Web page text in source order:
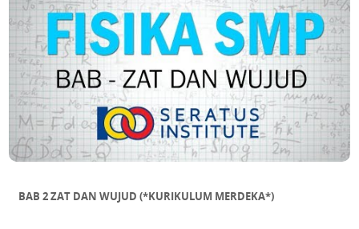
SUB BAB 11 MENAKSIR LUAS BANGUN
DATAR TIDAK BERATURAN
BAB 2 ZAT DAN WUJUD (*KURIKULUM MERDEKA*)